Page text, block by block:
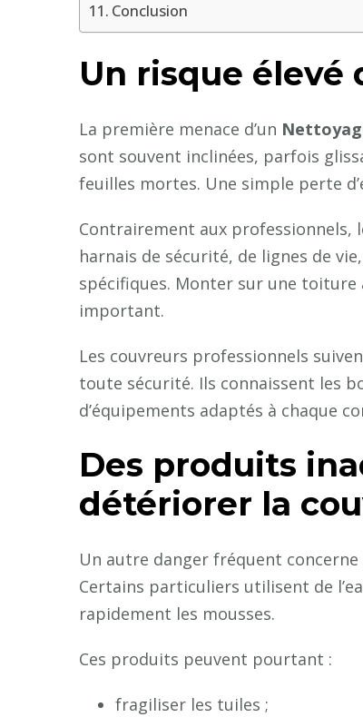
Conclusion
Un risque élevé
La première menace d’un
sont souvent inclinées, parfois
feuilles mortes. Une simple perte
Contrairement aux professionnels,
harnais de sécurité, de lignes de
spécifiques. Monter sur une toiture
important.
Les couvreurs professionnels
toute sécurité. Ils connaissent les
d’équipements adaptés à chaque
Des produits
détériorer la
Un autre danger fréquent
Certains particuliers utilisent de
rapidement les mousses.
Ces produits peuvent pourtant :
fragiliser les tuiles ;